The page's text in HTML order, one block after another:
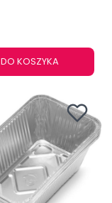
DO KOSZYKA